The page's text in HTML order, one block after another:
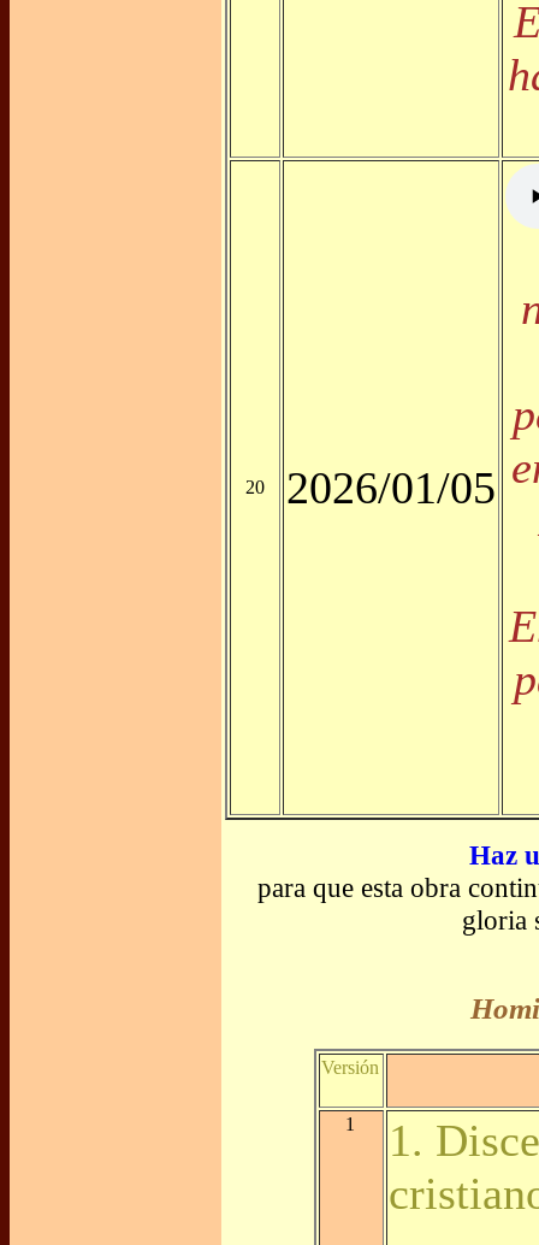
20 2026/01/05
Haz
para que esta obra
gloria
Versión
1
1.